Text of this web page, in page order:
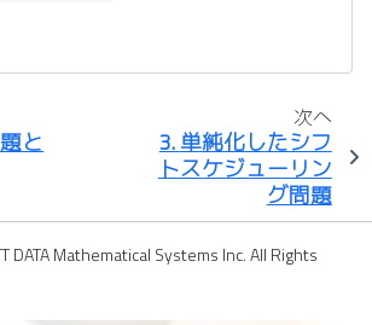
と
次へ
3.単純化したシフ
トスケジューリン
グ問題
DATA Mathematical Systems Inc. All Rights